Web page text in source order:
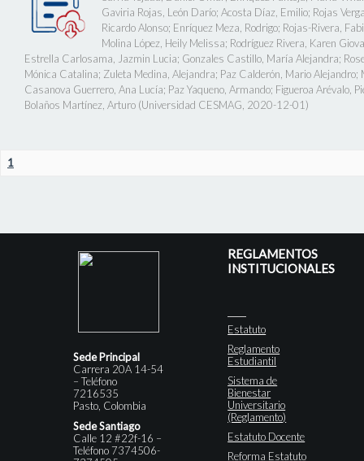
Gaviria Rojas, León Darío; Acosta Díaz, Emilio; Rojas
Ricardo Alonso; Enríquez Meza, Rodrigo; Rojas-Rivera,
Molina López, Heily Melissa; Rodríguez Rivera, Karen
Estrella Carlosama, Jazmin Lucia; Gonzales Castillo, María Alejandra;
Mónica Catalina; Zuleta Medina, Alejandra; Paz Calderón, Mario Alejandro;
Casanova Guerrero, Ana Lucía; Paz Yaqueno, Armando; Figueroa Arévalo,
Bolaños Martínez, Arturo (Universidad CESMAG 2020-12-01 )
1
Sede Principal
Carrera 20A 14-54
– Teléfono
7216535
Pasto, Colombia
Sede Santiago
Calle 12 #22f-16 –
Teléfono 7374506-
REGLAMENTOS
INSTITUCIONALES
Estatuto
Reglamento
Estudiantil
Sistema de
Bienestar
Universitario
(Reglamento)
Estatuto Docente
Reforma Estatuto